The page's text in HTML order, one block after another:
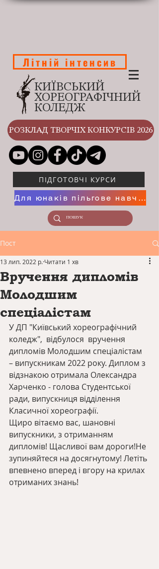
КИЇВСЬКИЙ
ХОРЕОГРАФІЧНИЙ
КОЛЕДЖ
Літній інтенсив
РОЗКЛАД ТВОРЧІХ КОНКУРСІВ 2026
ПІДГОТОВЧІ КУРСИ
Для юнаків пільгове навчання
Пост
Вручення дипломів
Молодшим
спеціалістам
13 лип. 2022 р. Читати 1 хв
У ДП "Київський хореографічний
коледж",  відбулося  вручення
дипломів Молодшим спеціалістам
– випускникам 2022 року. Диплом з
відзнакою отримала Олександра
Харченко - голова Студентської
ради, випускниця відділення
Класичної хореографії.
Щиро вітаємо вас, шановні
випускники, з отриманням
дипломів! Щасливої вам дороги!Не
зупиняйтеся на досягнутому! Летіть
впевнено вперед і вгору на крилах
отриманих знань!